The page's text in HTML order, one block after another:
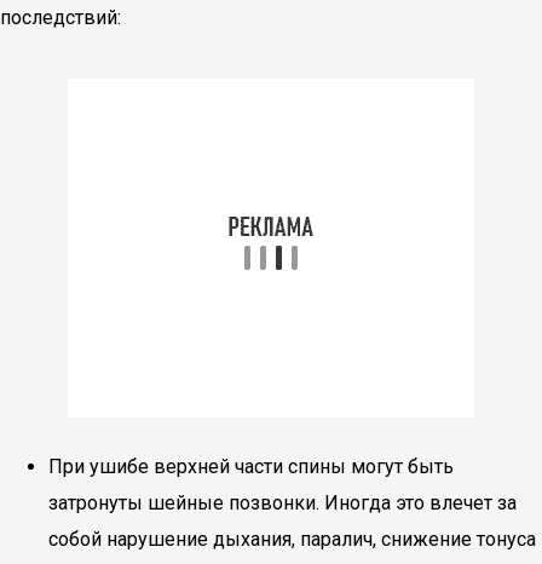
последствий:
При ушибе верхней части спины могут быть
затронуты шейные позвонки. Иногда это влечет за
собой нарушение дыхания, паралич, снижение тонуса